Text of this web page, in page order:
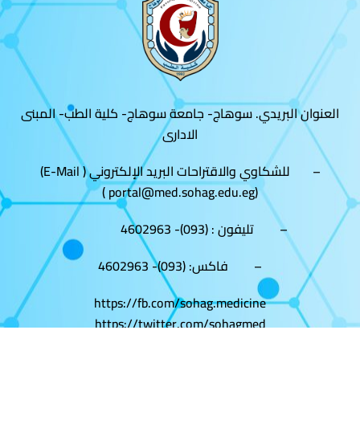
العنوان البريدي. سوهاج- جامعة سوهاج- كلية الطب- المبنى
الادارى
– للشكاوي والاقتراحات البريد الإلكتروني ( E-Mail)
(portal@med.sohag.edu.eg )
– تليفون : (093)- 4602963
– فاكس: (093)- 4602963
https://fb.com/sohag.medicine
https://twitter.com/sohagmed